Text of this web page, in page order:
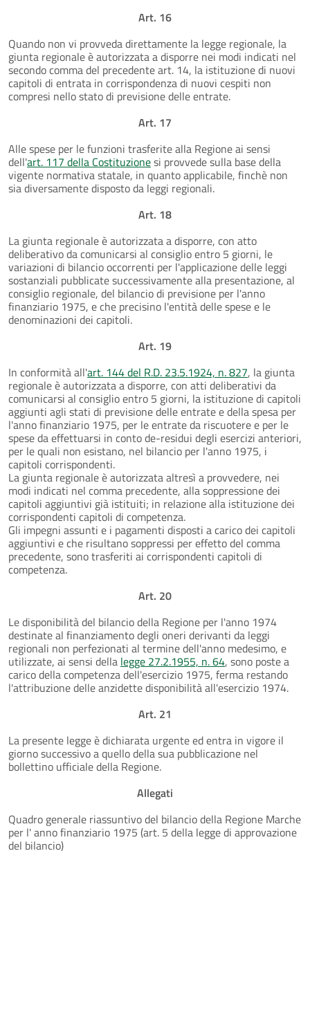
Art. 16
Quando non vi provveda direttamente la legge regionale, la
giunta regionale è autorizzata a disporre nei modi indicati nel
secondo comma del precedente art. 14, la istituzione di nuovi
capitoli di entrata in corrispondenza di nuovi cespiti non
compresi nello stato di previsione delle entrate.
Art. 17
Alle spese per le funzioni trasferite alla Regione ai sensi
dell'art. 117 della Costituzionesi provvede sulla base della
vigente normativa statale, in quanto applicabile, finchè non
sia diversamente disposto da leggi regionali.
Art. 18
La giunta regionale è autorizzata a disporre, con atto
deliberativo da comunicarsi al consiglio entro 5 giorni, le
variazioni di bilancio occorrenti per l'applicazione delle leggi
sostanziali pubblicate successivamente alla presentazione, al
consiglio regionale, del bilancio di previsione per l'anno
finanziario 1975, e che precisino l'entità delle spese e le
denominazioni dei capitoli.
Art. 19
In conformità all'art. 144 del R.D. 23.5.1924, n. 827, la giunta
regionale è autorizzata a disporre, con atti deliberativi da
comunicarsi al consiglio entro 5 giorni, la istituzione di capitoli
aggiunti agli stati di previsione delle entrate e della spesa per
l'anno finanziario 1975, per le entrate da riscuotere e per le
spese da effettuarsi in conto de-residui degli esercizi anteriori,
per le quali non esistano, nel bilancio per l'anno 1975, i
capitoli corrispondenti.
La giunta regionale è autorizzata altresì a provvedere, nei
modi indicati nel comma precedente, alla soppressione dei
capitoli aggiuntivi già istituiti; in relazione alla istituzione dei
corrispondenti capitoli di competenza.
Gli impegni assunti e i pagamenti disposti a carico dei capitoli
aggiuntivi e che risultano soppressi per effetto del comma
precedente, sono trasferiti ai corrispondenti capitoli di
competenza.
Art. 20
Le disponibilità del bilancio della Regione per l'anno 1974
destinate al finanziamento degli oneri derivanti da leggi
regionali non perfezionati al termine dell'anno medesimo, e
utilizzate, ai sensi della legge 27.2.1955, n. 64, sono poste a
carico della competenza dell'esercizio 1975, ferma restando
l'attribuzione delle anzidette disponibilità all'esercizio 1974.
Art. 21
La presente legge è dichiarata urgente ed entra in vigore il
giorno successivo a quello della sua pubblicazione nel
bollettino ufficiale della Regione.
Allegati
Quadro generale riassuntivo del bilancio della Regione Marche
per l' anno finanziario 1975 (art. 5 della legge di approvazione
del bilancio)